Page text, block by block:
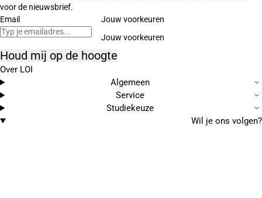
voor de nieuwsbrief.
Email
Jouw voorkeuren
Houd mij op de hoogte
Over LOI
Algemeen
Service
Studiekeuze
Wil je ons volgen?